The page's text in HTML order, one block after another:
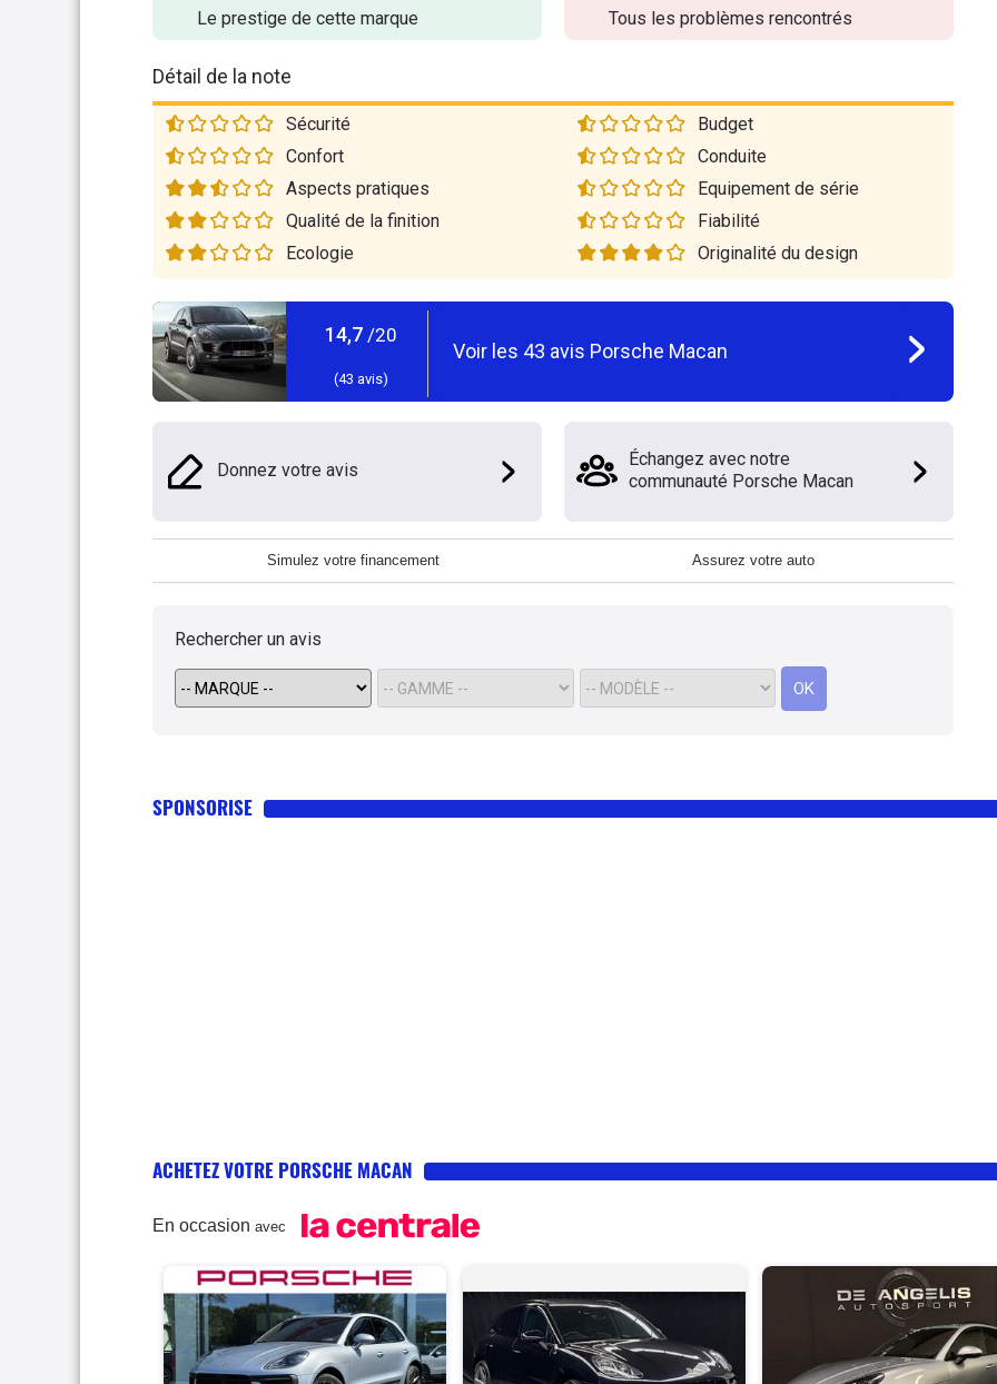
Le prestige de cette marque Tous les problèmes rencontrés
Détail de la note
Sécurité
Budget
Confort
Conduite
Aspects pratiques
Equipement de série
Qualité de la finition
Fiabilité
Ecologie
Originalité du design
14,7 /20
(43 avis)
Voir les 43 avis Porsche Macan
Donnez votre avis
Échangez avec notre
communauté Porsche Macan
Simulez votre financement Assurez votre auto
Rechercher un avis
OK
SPONSORISE
ACHETEZ VOTRE PORSCHE MACAN
En occasion avec